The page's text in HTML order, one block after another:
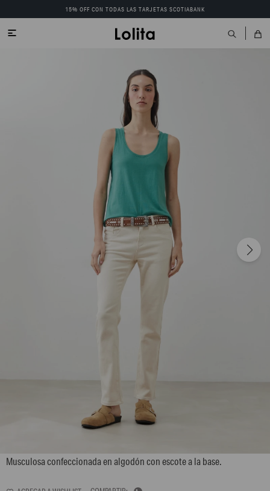
15% OFF CON TODAS LAS TARJETAS SCOTIABANK

Musculosa confeccionada en algodón con escote a la base.